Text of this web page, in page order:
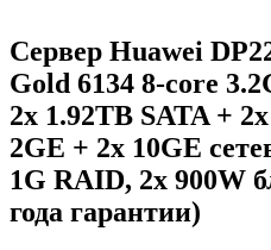
Сервер Huawei
Gold 6134 8-core
2x 1.92TB SATA +
2GE + 2x 10GE
1G RAID, 2x 900W
года гарантии)